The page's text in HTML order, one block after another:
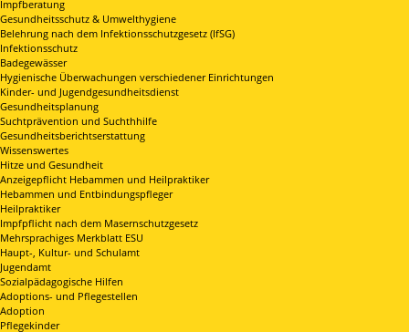
Impfberatung
Gesundheitsschutz & Umwelthygiene
Belehrung nach dem Infektionsschutzgesetz (IfSG)
Infektionsschutz
Badegewässer
Hygienische Überwachungen verschiedener Einrichtungen
Kinder- und Jugendgesundheitsdienst
Gesundheitsplanung
Suchtprävention und Suchthhilfe
Gesundheitsberichtserstattung
Wissenswertes
Hitze und Gesundheit
Anzeigepflicht Hebammen und Heilpraktiker
Hebammen und Entbindungspfleger
Heilpraktiker
Impfpflicht nach dem Masernschutzgesetz
Mehrsprachiges Merkblatt ESU
Haupt-, Kultur- und Schulamt
Jugendamt
Sozialpädagogische Hilfen
Adoptions- und Pflegestellen
Adoption
Pflegekinder